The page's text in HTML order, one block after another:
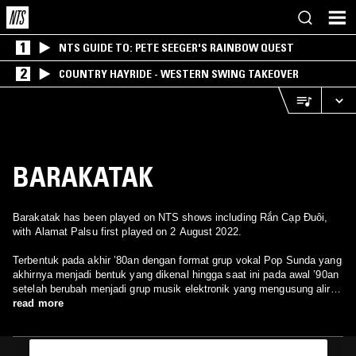
1 NTS GUIDE TO: PETE SEEGER'S RAINBOW QUEST
2 COUNTRY HAYRIDE - WESTERN SWING TAKEOVER
BARAKATAK
Barakatak has been played on NTS shows including Rắn Cạp Đuôi,
with Alamat Palsu first played on 2 August 2022.
Terbentuk pada akhir ’80an dengan format grup vokal Pop Sunda yang
akhirnya menjadi bentuk yang dikenal hingga saat ini pada awal ’90an
setelah berubah menjadi grup musik elektronik yang mengusung aliran
House Music Indonesia. Barakatak adalah pionir skena musik
read more